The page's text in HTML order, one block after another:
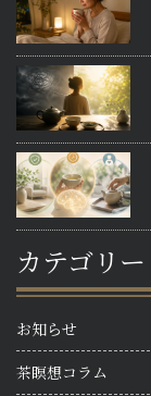
カテゴリー
お知らせ
茶瞑想コラム